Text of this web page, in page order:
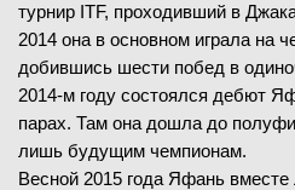
турнир ITF, проходивший в
2014 она в основном играла на
добившись шести побед в
2014-м году состоялся дебют
парах. Там она дошла до
лишь будущим чемпионам.
Весной 2015 года Яфань